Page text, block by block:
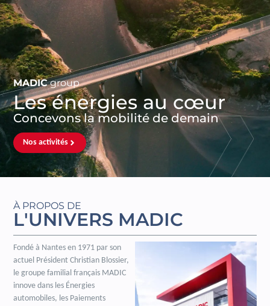
MADIC group
Les énergies au cœur
Concevons la mobilité de demain
Nos activités
À PROPOS DE
L'UNIVERS MADIC
Fondé à Nantes en 1971 par son
actuel Président Christian Blossier,
le groupe familial français MADIC
innove dans les Énergies
automobiles, les Paiements